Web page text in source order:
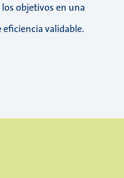
objetivos en una
eficiencia validable.